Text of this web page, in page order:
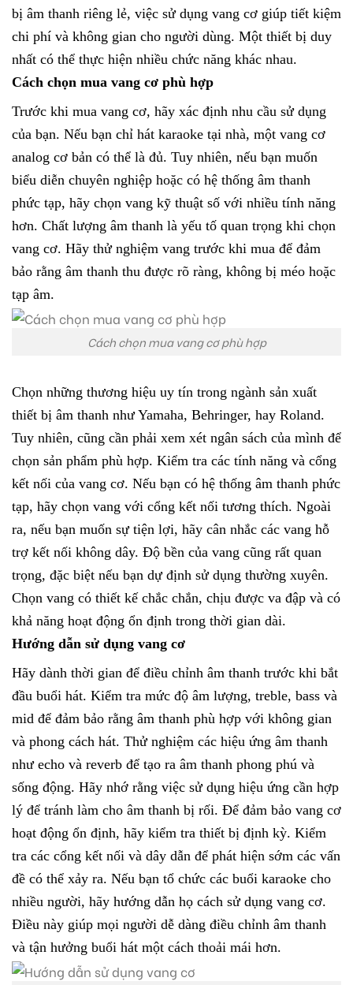
bị âm thanh riêng lẻ, việc sử dụng vang cơ giúp tiết kiệm
chi phí và không gian cho người dùng. Một thiết bị duy
nhất có thể thực hiện nhiều chức năng khác nhau.
Cách chọn mua vang cơ phù hợp
Trước khi mua vang cơ, hãy xác định nhu cầu sử dụng
của bạn. Nếu bạn chỉ hát karaoke tại nhà, một vang cơ
analog cơ bản có thể là đủ. Tuy nhiên, nếu bạn muốn
biểu diễn chuyên nghiệp hoặc có hệ thống âm thanh
phức tạp, hãy chọn vang kỹ thuật số với nhiều tính năng
hơn. Chất lượng âm thanh là yếu tố quan trọng khi chọn
vang cơ. Hãy thử nghiệm vang trước khi mua để đảm
bảo rằng âm thanh thu được rõ ràng, không bị méo hoặc
tạp âm.
Cách chọn mua vang cơ phù hợp
Chọn những thương hiệu uy tín trong ngành sản xuất
thiết bị âm thanh như Yamaha, Behringer, hay Roland.
Tuy nhiên, cũng cần phải xem xét ngân sách của mình để
chọn sản phẩm phù hợp. Kiểm tra các tính năng và cổng
kết nối của vang cơ. Nếu bạn có hệ thống âm thanh phức
tạp, hãy chọn vang với cổng kết nối tương thích. Ngoài
ra, nếu bạn muốn sự tiện lợi, hãy cân nhắc các vang hỗ
trợ kết nối không dây. Độ bền của vang cũng rất quan
trọng, đặc biệt nếu bạn dự định sử dụng thường xuyên.
Chọn vang có thiết kế chắc chắn, chịu được va đập và có
khả năng hoạt động ổn định trong thời gian dài.
Hướng dẫn sử dụng vang cơ
Hãy dành thời gian để điều chỉnh âm thanh trước khi bắt
đầu buổi hát. Kiểm tra mức độ âm lượng, treble, bass và
mid để đảm bảo rằng âm thanh phù hợp với không gian
và phong cách hát. Thử nghiệm các hiệu ứng âm thanh
như echo và reverb để tạo ra âm thanh phong phú và
sống động. Hãy nhớ rằng việc sử dụng hiệu ứng cần hợp
lý để tránh làm cho âm thanh bị rối. Để đảm bảo vang cơ
hoạt động ổn định, hãy kiểm tra thiết bị định kỳ. Kiểm
tra các cổng kết nối và dây dẫn để phát hiện sớm các vấn
đề có thể xảy ra. Nếu bạn tổ chức các buổi karaoke cho
nhiều người, hãy hướng dẫn họ cách sử dụng vang cơ.
Điều này giúp mọi người dễ dàng điều chỉnh âm thanh
và tận hưởng buổi hát một cách thoải mái hơn.